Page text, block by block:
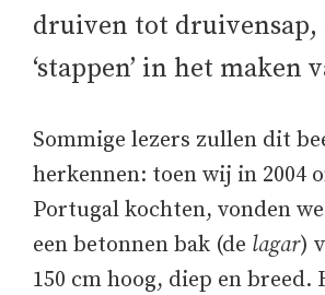
druiven tot druivensap,
‘stappen’ in het maken
Sommige lezers zullen dit
herkennen: toen wij in 2004
Portugal kochten, vonden
een betonnen bak (de lagar)
150 cm hoog, diep en breed.